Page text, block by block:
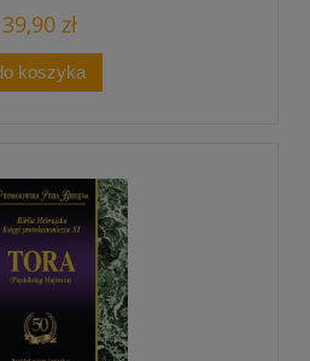
39,90 zł
koszyka